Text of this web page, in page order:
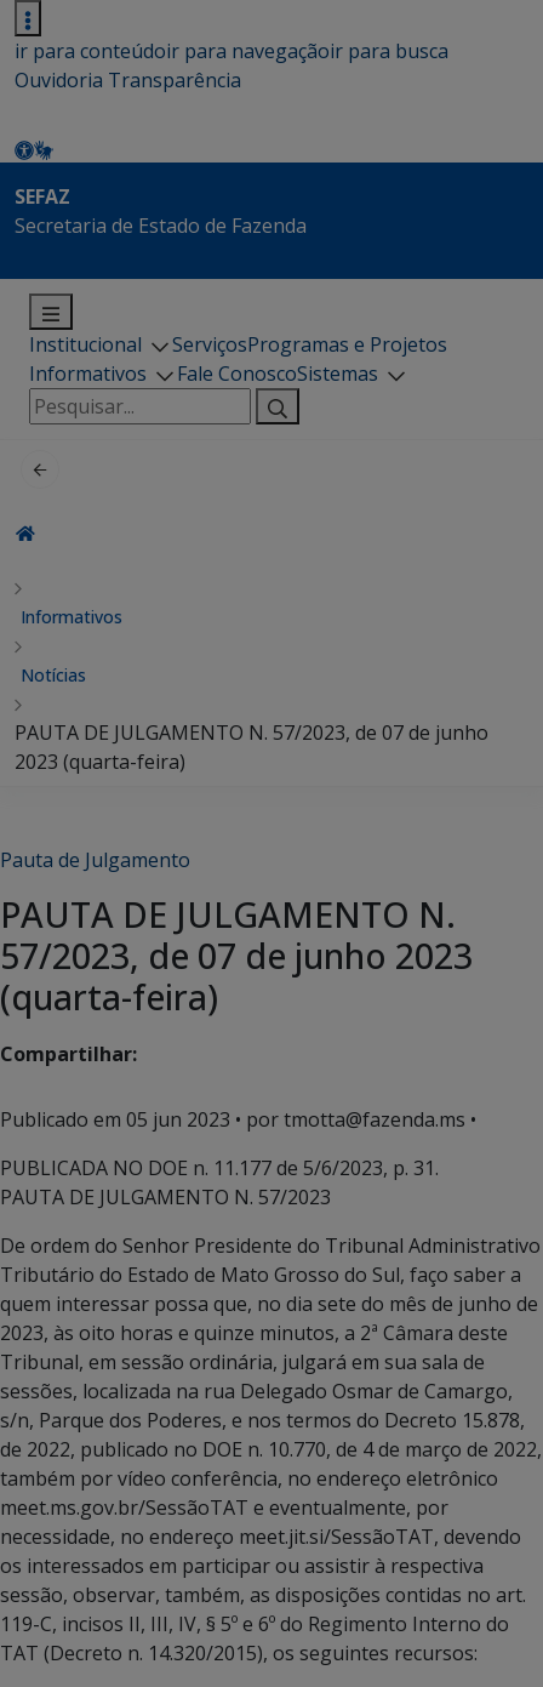
ir para conteúdoir para navegaçãoir para busca
Ouvidoria Transparência
SEFAZ
Secretaria de Estado de Fazenda
Institucional ServiçosProgramas e Projetos
Informativos
Fale ConoscoSistemas
Pesquisar
por:
Informativos
Notícias
PAUTA DE JULGAMENTO N. 57/2023, de 07 de junho
2023 (quarta-feira)
Pauta de Julgamento
PAUTA DE JULGAMENTO N.
57/2023, de 07 de junho 2023
(quarta-feira)
Compartilhar:
Publicado em 05 jun 2023 • por tmotta@fazenda.ms •
PUBLICADA NO DOE n. 11.177 de 5/6/2023, p. 31.
PAUTA DE JULGAMENTO N. 57/2023
De ordem do Senhor Presidente do Tribunal Administrativo
Tributário do Estado de Mato Grosso do Sul, faço saber a
quem interessar possa que, no dia sete do mês de junho de
2023, às oito horas e quinze minutos, a 2ª Câmara deste
Tribunal, em sessão ordinária, julgará em sua sala de
sessões, localizada na rua Delegado Osmar de Camargo,
s/n, Parque dos Poderes, e nos termos do Decreto 15.878,
de 2022, publicado no DOE n. 10.770, de 4 de março de 2022,
também por vídeo conferência, no endereço eletrônico
meet.ms.gov.br/SessãoTAT e eventualmente, por
necessidade, no endereço meet.jit.si/SessãoTAT, devendo
os interessados em participar ou assistir à respectiva
sessão, observar, também, as disposições contidas no art.
119-C, incisos II, III, IV, § 5º e 6º do Regimento Interno do
TAT (Decreto n. 14.320/2015), os seguintes recursos: